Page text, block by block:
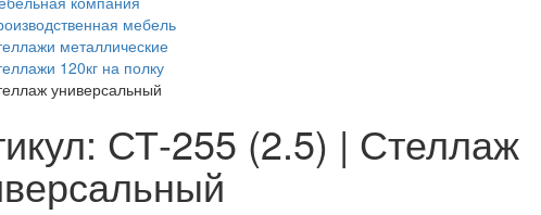
мебель
металлические
120кг на полку
универсальный
СТ-255 (2.5) | Стеллаж